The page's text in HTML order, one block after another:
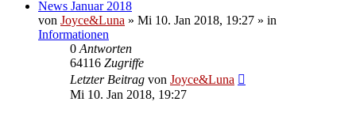
News Januar 2018
von Joyce&Luna » Mi 10. Jan 2018, 19:27 » in
Informationen
0 Antworten
64116 Zugriffe
Letzter Beitrag von Joyce&Luna
Mi 10. Jan 2018, 19:27